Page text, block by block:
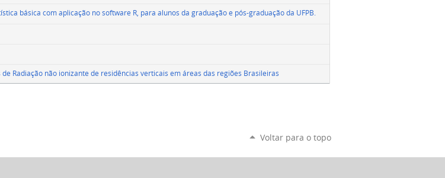
básica com aplicação no software R, para alunos da graduação e pós-graduação da UFPB.
Radiação não ionizante de residências verticais em áreas das regiões Brasileiras
Voltar para o topo